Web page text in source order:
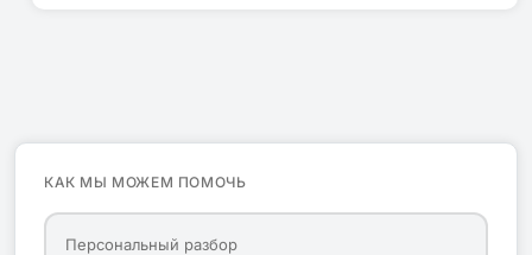
КАК МЫ МОЖЕМ ПОМОЧЬ
Персональный разбор